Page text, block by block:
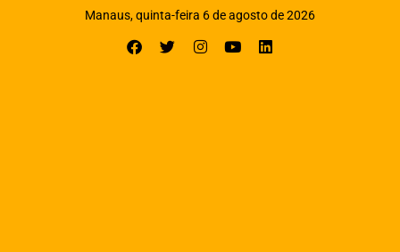
Manaus, quinta-feira 6 de agosto de 2026